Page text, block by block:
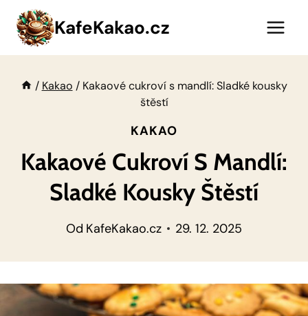
Přeskočit
obsah
KafeKakao.cz
/ Kakao / Kakaové cukroví s mandlí: Sladké kousky
štěstí
KAKAO
Kakaové Cukroví S Mandlí:
Sladké Kousky Štěstí
Od KafeKakao.cz 29. 12. 2025